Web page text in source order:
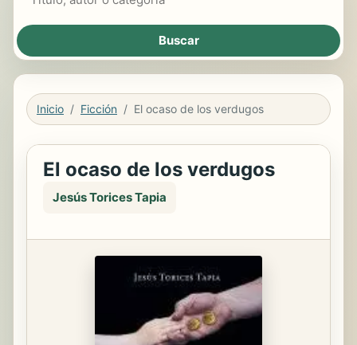
Inicio Ficción El ocaso de los verdugos
El ocaso de los verdugos
Jesús Torices Tapia